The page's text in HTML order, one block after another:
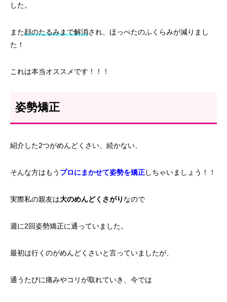
した。
また顔のたるみまで解消され、ほっぺたのふくらみが減りまし
た！
これは本当オススメです！！！
姿勢矯正
紹介した2つがめんどくさい、続かない、
そんな方はもう プロにまかせて姿勢を矯正しちゃいましょう！！
実際私の親友は大のめんどくさがり なので
週に2回姿勢矯正に通っていました。
最初は行くのがめんどくさいと言っていましたが、
通うたびに痛みやコリが取れていき、今では